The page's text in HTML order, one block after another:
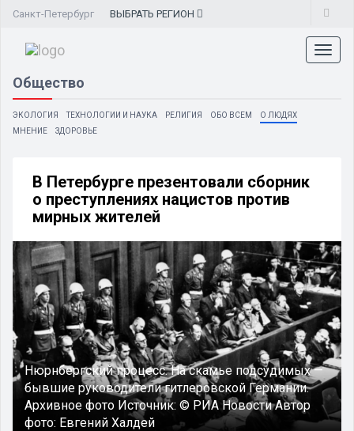
Санкт-Петербург ВЫБРАТЬ РЕГИОН
Общество
ЭКОЛОГИЯ ТЕХНОЛОГИИ И НАУКА РЕЛИГИЯ ОБО ВСЕМ
О ЛЮДЯХ
МНЕНИЕ
ЗДОРОВЬЕ
В Петербурге презентовали сборник
о преступлениях нацистов против
мирных жителей
Нюрнбергский процесс. На скамье подсудимых —
бывшие руководители гитлеровской Германии.
Архивное фото Источник: © РИА НовостиАвтор
фото: Евгений Халдей